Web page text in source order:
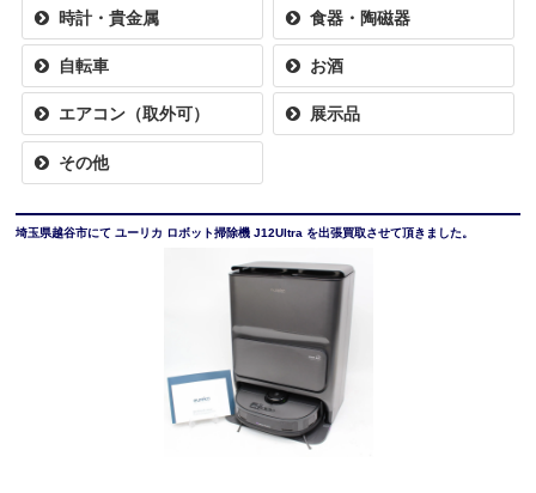
時計・貴金属 食器・陶磁器
自転車 お酒
エアコン（取外可） 展示品
その他
埼玉県越谷市にて ユーリカ ロボット掃除機 J12Ultra を出張買取させて頂きました。